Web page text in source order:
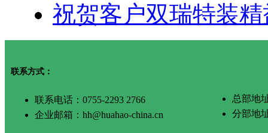
祝贺客户双瑞特装
联系方式：
联系电话：0755-2293 2766
企业邮箱：hh@huahao-china.cn
总部地
分部地